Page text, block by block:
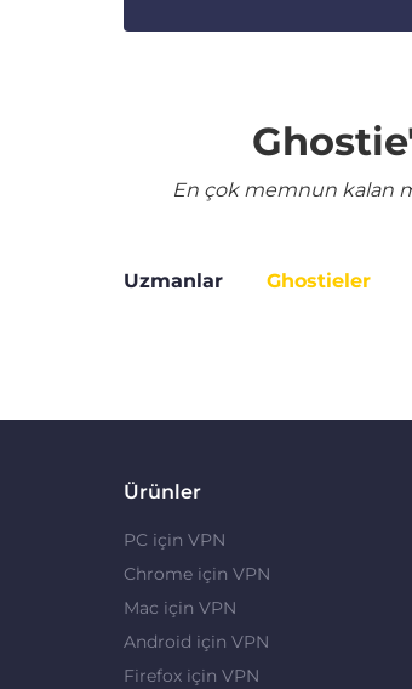
En çok memnun kalan
Uzmanlar Ghostieler
Ürünler
PC için VPN
Chrome için VPN
Mac için VPN
Android için VPN
Firefox için VPN